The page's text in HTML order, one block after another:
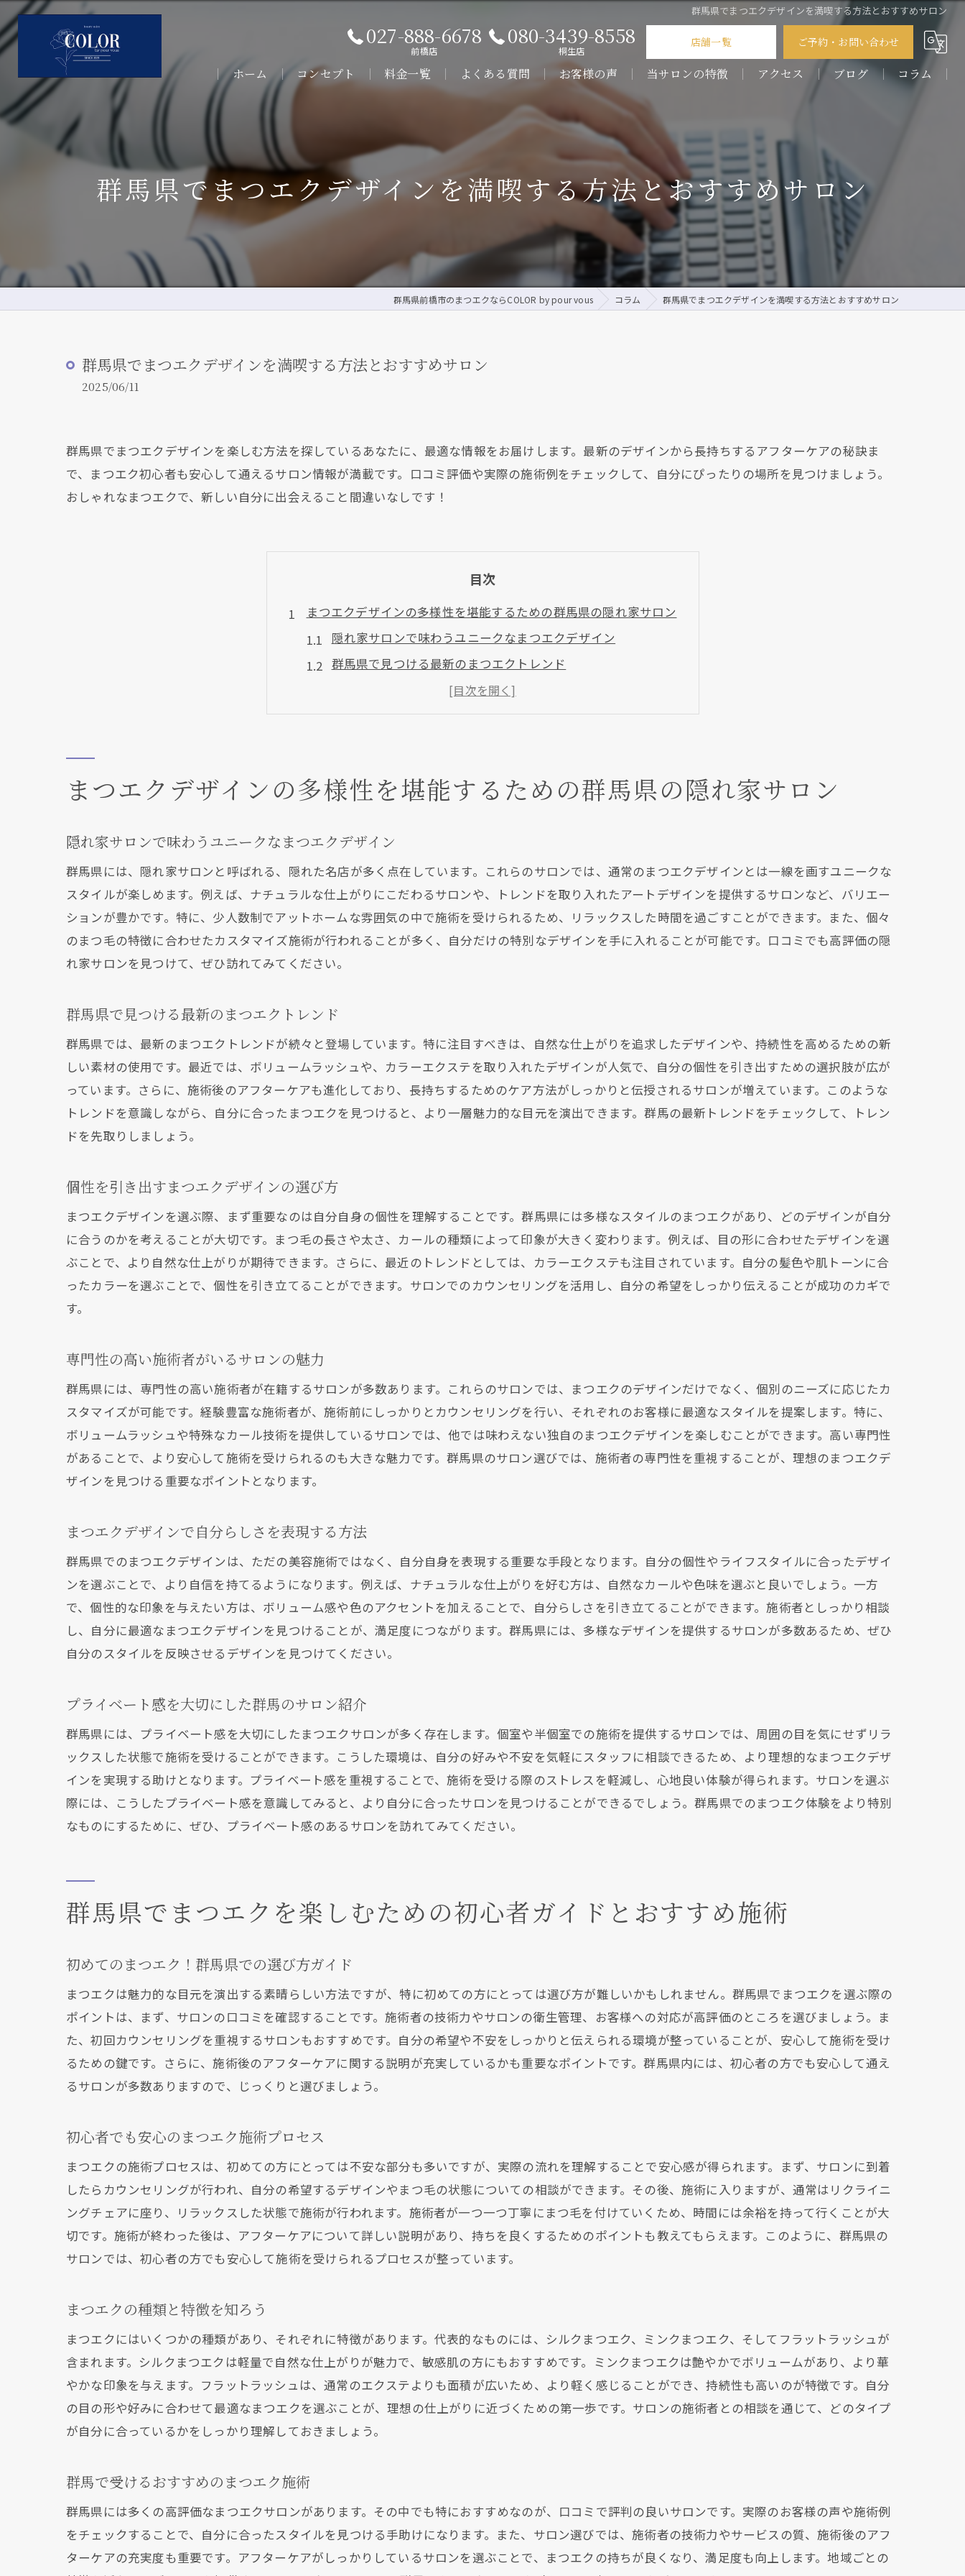
群馬県でまつエクデザインを満喫する方法とおすすめサロン
027-888-6678
前橋店
080-3439-8558
桐生店
店舗一覧 ご予約・お問い合わせ
ホーム コンセプト 料金一覧 よくある質問 お客様の声 当サロンの特徴
フラットラッシュ
ボリュームラッシュ
デザイン
フェイシャル
アクセス
COLOR by pour vous 桐生店
ブログ コラム
群馬県でまつエクデザインを満喫する方法とおすすめサロン
群馬県前橋市のまつエクならCOLOR by pour vous コラム 群馬県でまつエクデザインを満喫する方法とおすすめサロン
群馬県でまつエクデザインを満喫する方法とおすすめサロン
2025/06/11
群馬県でまつエクデザインを楽しむ方法を探しているあなたに、最適な情報をお届けします。最新のデザインから長持ちするアフターケアの秘訣ま
で、まつエク初心者も安心して通えるサロン情報が満載です。口コミ評価や実際の施術例をチェックして、自分にぴったりの場所を見つけましょう。
おしゃれなまつエクで、新しい自分に出会えること間違いなしです！
目次
まつエクデザインの多様性を堪能するための群馬県の隠れ家サロン
隠れ家サロンで味わうユニークなまつエクデザイン
群馬県で見つける最新のまつエクトレンド
個性を引き出すまつエクデザインの選び方
専門性の高い施術者がいるサロンの魅力
群馬県でまつエクを楽しむための初心者ガイドとおすすめ施術
初心者でも安心のまつエク施術プロセス
まつエクの種類と特徴を知ろう
群馬で受けるおすすめのまつエク施術
サロン選びの決め手になるポイント
初心者に優しいサロンの見つけ方
まつエクで理想の目元に！群馬県の高評価サロンを探す方法
高評価サロンの見分け方と選び方
施術者の技術力がわかるポイント
理想の目元を実現するデザイン例
実際に通った人の声を参考にしよう
まつエクを長持ちさせるための基本ケア
プロが教えるアフターケアのポイント
群馬県のサロンで学べるセルフケア方法
トラブルを防ぐための注意点
持ちを良くするための生活習慣のコツ
評価が高いサロンの共通点とは
実際の口コミから見るサロンの魅力
お客様満足度が高いサロンの特長
体験談から見えるサロン選びのヒント
最新トレンドを取り入れたデザイン例
群馬で人気のトレンドデザインとは
トレンドデザインを取り入れるためのポイント
自分に合ったトレンドデザインの見つけ方
トレンドを長持ちさせるコツ
群馬県でまつエクをするなら知っておきたい重要なポイント
サロン選びの基準と注意点
まつエク前に知っておくべき基礎知識
施術当日の流れと準備
予算に合ったサロンを見つける方法
安全な施術を受けるための注意点
体験談から得るサロン選びのヒント
サロンに求める条件を整理しよう
実際の施術例から学ぶデザイン選び
まつエク初心者が知っておくべき体験談
まつエクデザインの多様性を堪能するための群馬県の隠れ家サロン
隠れ家サロンで味わうユニークなまつエクデザイン
群馬県には、隠れ家サロンと呼ばれる、隠れた名店が多く点在しています。これらのサロンでは、通常のまつエクデザインとは一線を画すユニークな
スタイルが楽しめます。例えば、ナチュラルな仕上がりにこだわるサロンや、トレンドを取り入れたアートデザインを提供するサロンなど、バリエー
ションが豊かです。特に、少人数制でアットホームな雰囲気の中で施術を受けられるため、リラックスした時間を過ごすことができます。また、個々
のまつ毛の特徴に合わせたカスタマイズ施術が行われることが多く、自分だけの特別なデザインを手に入れることが可能です。口コミでも高評価の隠
れ家サロンを見つけて、ぜひ訪れてみてください。
群馬県で見つける最新のまつエクトレンド
群馬県では、最新のまつエクトレンドが続々と登場しています。特に注目すべきは、自然な仕上がりを追求したデザインや、持続性を高めるための新
しい素材の使用です。最近では、ボリュームラッシュや、カラーエクステを取り入れたデザインが人気で、自分の個性を引き出すための選択肢が広が
っています。さらに、施術後のアフターケアも進化しており、長持ちするためのケア方法がしっかりと伝授されるサロンが増えています。このような
トレンドを意識しながら、自分に合ったまつエクを見つけると、より一層魅力的な目元を演出できます。群馬の最新トレンドをチェックして、トレン
ドを先取りしましょう。
個性を引き出すまつエクデザインの選び方
まつエクデザインを選ぶ際、まず重要なのは自分自身の個性を理解することです。群馬県には多様なスタイルのまつエクがあり、どのデザインが自分
に合うのかを考えることが大切です。まつ毛の長さや太さ、カールの種類によって印象が大きく変わります。例えば、目の形に合わせたデザインを選
ぶことで、より自然な仕上がりが期待できます。さらに、最近のトレンドとしては、カラーエクステも注目されています。自分の髪色や肌トーンに合
ったカラーを選ぶことで、個性を引き立てることができます。サロンでのカウンセリングを活用し、自分の希望をしっかり伝えることが成功のカギで
す。
専門性の高い施術者がいるサロンの魅力
群馬県には、専門性の高い施術者が在籍するサロンが多数あります。これらのサロンでは、まつエクのデザインだけでなく、個別のニーズに応じたカ
スタマイズが可能です。経験豊富な施術者が、施術前にしっかりとカウンセリングを行い、それぞれのお客様に最適なスタイルを提案します。特に、
ボリュームラッシュや特殊なカール技術を提供しているサロンでは、他では味わえない独自のまつエクデザインを楽しむことができます。高い専門性
があることで、より安心して施術を受けられるのも大きな魅力です。群馬県のサロン選びでは、施術者の専門性を重視することが、理想のまつエクデ
ザインを見つける重要なポイントとなります。
まつエクデザインで自分らしさを表現する方法
群馬県でのまつエクデザインは、ただの美容施術ではなく、自分自身を表現する重要な手段となります。自分の個性やライフスタイルに合ったデザイ
ンを選ぶことで、より自信を持てるようになります。例えば、ナチュラルな仕上がりを好む方は、自然なカールや色味を選ぶと良いでしょう。一方
で、個性的な印象を与えたい方は、ボリューム感や色のアクセントを加えることで、自分らしさを引き立てることができます。施術者としっかり相談
し、自分に最適なまつエクデザインを見つけることが、満足度につながります。群馬県には、多様なデザインを提供するサロンが多数あるため、ぜひ
自分のスタイルを反映させるデザインを見つけてください。
プライベート感を大切にした群馬のサロン紹介
群馬県には、プライベート感を大切にしたまつエクサロンが多く存在します。個室や半個室での施術を提供するサロンでは、周囲の目を気にせずリラ
ックスした状態で施術を受けることができます。こうした環境は、自分の好みや不安を気軽にスタッフに相談できるため、より理想的なまつエクデザ
インを実現する助けとなります。プライベート感を重視することで、施術を受ける際のストレスを軽減し、心地良い体験が得られます。サロンを選ぶ
際には、こうしたプライベート感を意識してみると、より自分に合ったサロンを見つけることができるでしょう。群馬県でのまつエク体験をより特別
なものにするために、ぜひ、プライベート感のあるサロンを訪れてみてください。
群馬県でまつエクを楽しむための初心者ガイドとおすすめ施術
初めてのまつエク！群馬県での選び方ガイド
まつエクは魅力的な目元を演出する素晴らしい方法ですが、特に初めての方にとっては選び方が難しいかもしれません。群馬県でまつエクを選ぶ際の
ポイントは、まず、サロンの口コミを確認することです。施術者の技術力やサロンの衛生管理、お客様への対応が高評価のところを選びましょう。ま
た、初回カウンセリングを重視するサロンもおすすめです。自分の希望や不安をしっかりと伝えられる環境が整っていることが、安心して施術を受け
るための鍵です。さらに、施術後のアフターケアに関する説明が充実しているかも重要なポイントです。群馬県内には、初心者の方でも安心して通え
るサロンが多数ありますので、じっくりと選びましょう。
初心者でも安心のまつエク施術プロセス
まつエクの施術プロセスは、初めての方にとっては不安な部分も多いですが、実際の流れを理解することで安心感が得られます。まず、サロンに到着
したらカウンセリングが行われ、自分の希望するデザインやまつ毛の状態についての相談ができます。その後、施術に入りますが、通常はリクライニ
ングチェアに座り、リラックスした状態で施術が行われます。施術者が一つ一つ丁寧にまつ毛を付けていくため、時間には余裕を持って行くことが大
切です。施術が終わった後は、アフターケアについて詳しい説明があり、持ちを良くするためのポイントも教えてもらえます。このように、群馬県の
サロンでは、初心者の方でも安心して施術を受けられるプロセスが整っています。
まつエクの種類と特徴を知ろう
まつエクにはいくつかの種類があり、それぞれに特徴があります。代表的なものには、シルクまつエク、ミンクまつエク、そしてフラットラッシュが
含まれます。シルクまつエクは軽量で自然な仕上がりが魅力で、敏感肌の方にもおすすめです。ミンクまつエクは艶やかでボリュームがあり、より華
やかな印象を与えます。フラットラッシュは、通常のエクステよりも面積が広いため、より軽く感じることができ、持続性も高いのが特徴です。自分
の目の形や好みに合わせて最適なまつエクを選ぶことが、理想の仕上がりに近づくための第一歩です。サロンの施術者との相談を通じて、どのタイプ
が自分に合っているかをしっかり理解しておきましょう。
群馬で受けるおすすめのまつエク施術
群馬県には多くの高評価なまつエクサロンがあります。その中でも特におすすめなのが、口コミで評判の良いサロンです。実際のお客様の声や施術例
をチェックすることで、自分に合ったスタイルを見つける手助けになります。また、サロン選びでは、施術者の技術力やサービスの質、施術後のアフ
ターケアの充実度も重要です。アフターケアがしっかりしているサロンを選ぶことで、まつエクの持ちが良くなり、満足度も向上します。地域ごとの